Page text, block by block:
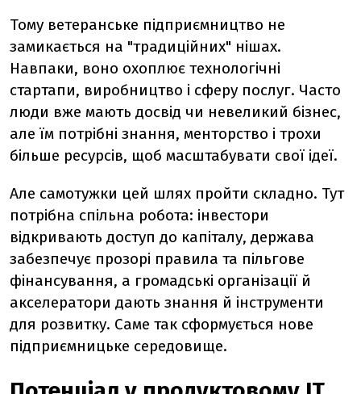
Тому ветеранське підприємництво не
замикається на "традиційних" нішах.
Навпаки, воно охоплює технологічні
стартапи, виробництво і сферу послуг. Часто
люди вже мають досвід чи невеликий бізнес,
але їм потрібні знання, менторство і трохи
більше ресурсів, щоб масштабувати свої ідеї.
Але самотужки цей шлях пройти складно. Тут
потрібна спільна робота: інвестори
відкривають доступ до капіталу, держава
забезпечує прозорі правила та пільгове
фінансування, а громадські організації й
акселератори дають знання й інструменти
для розвитку. Саме так сформується нове
підприємницьке середовище.